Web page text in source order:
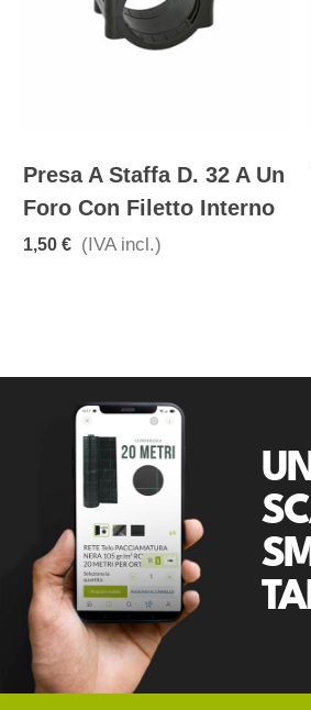
Presa A Staffa D. 32 A Un
Foro Con Filetto Interno
1,50 € (IVA incl.)